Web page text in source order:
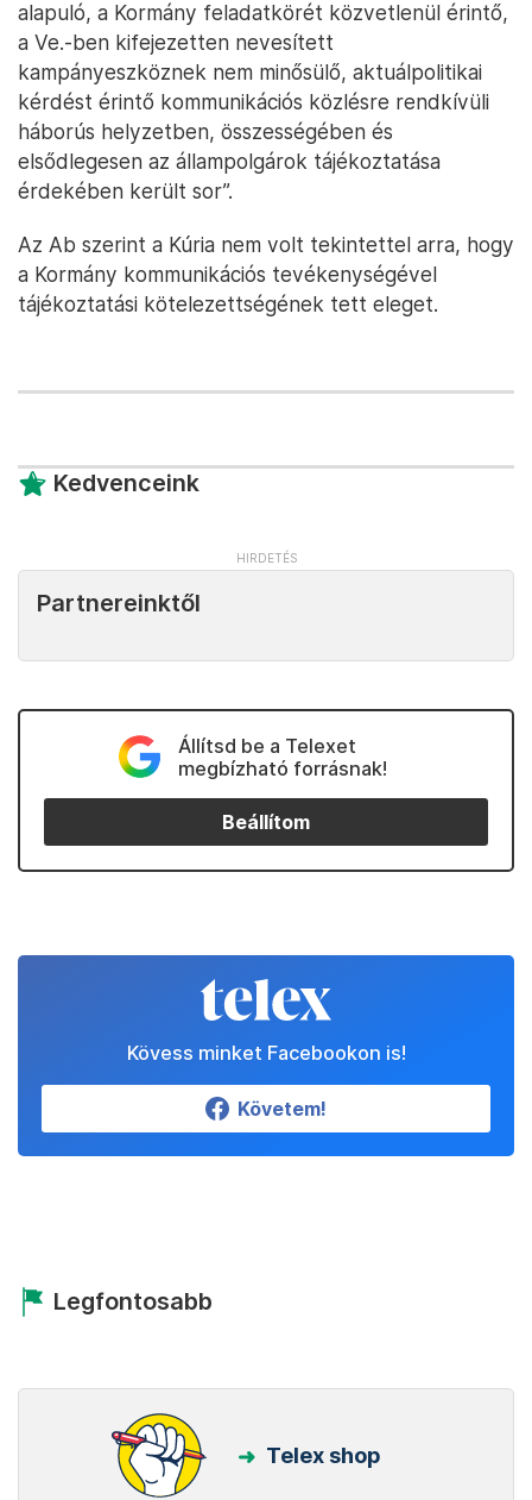
alapuló, a Kormány feladatkörét közvetlenül érintő,
a Ve.-ben kifejezetten nevesített
kampányeszköznek nem minősülő, aktuálpolitikai
kérdést érintő kommunikációs közlésre rendkívüli
háborús helyzetben, összességében és
elsődlegesen az állampolgárok tájékoztatása
érdekében került sor”.
Az Ab szerint a Kúria nem volt tekintettel arra, hogy
a Kormány kommunikációs tevékenységével
tájékoztatási kötelezettségének tett eleget.
Kedvenceink
Partnereinktől
Állítsd be a Telexet
megbízható forrásnak!
Beállítom
Kövess minket Facebookon is!
Követem!
Legfontosabb
Telex shop